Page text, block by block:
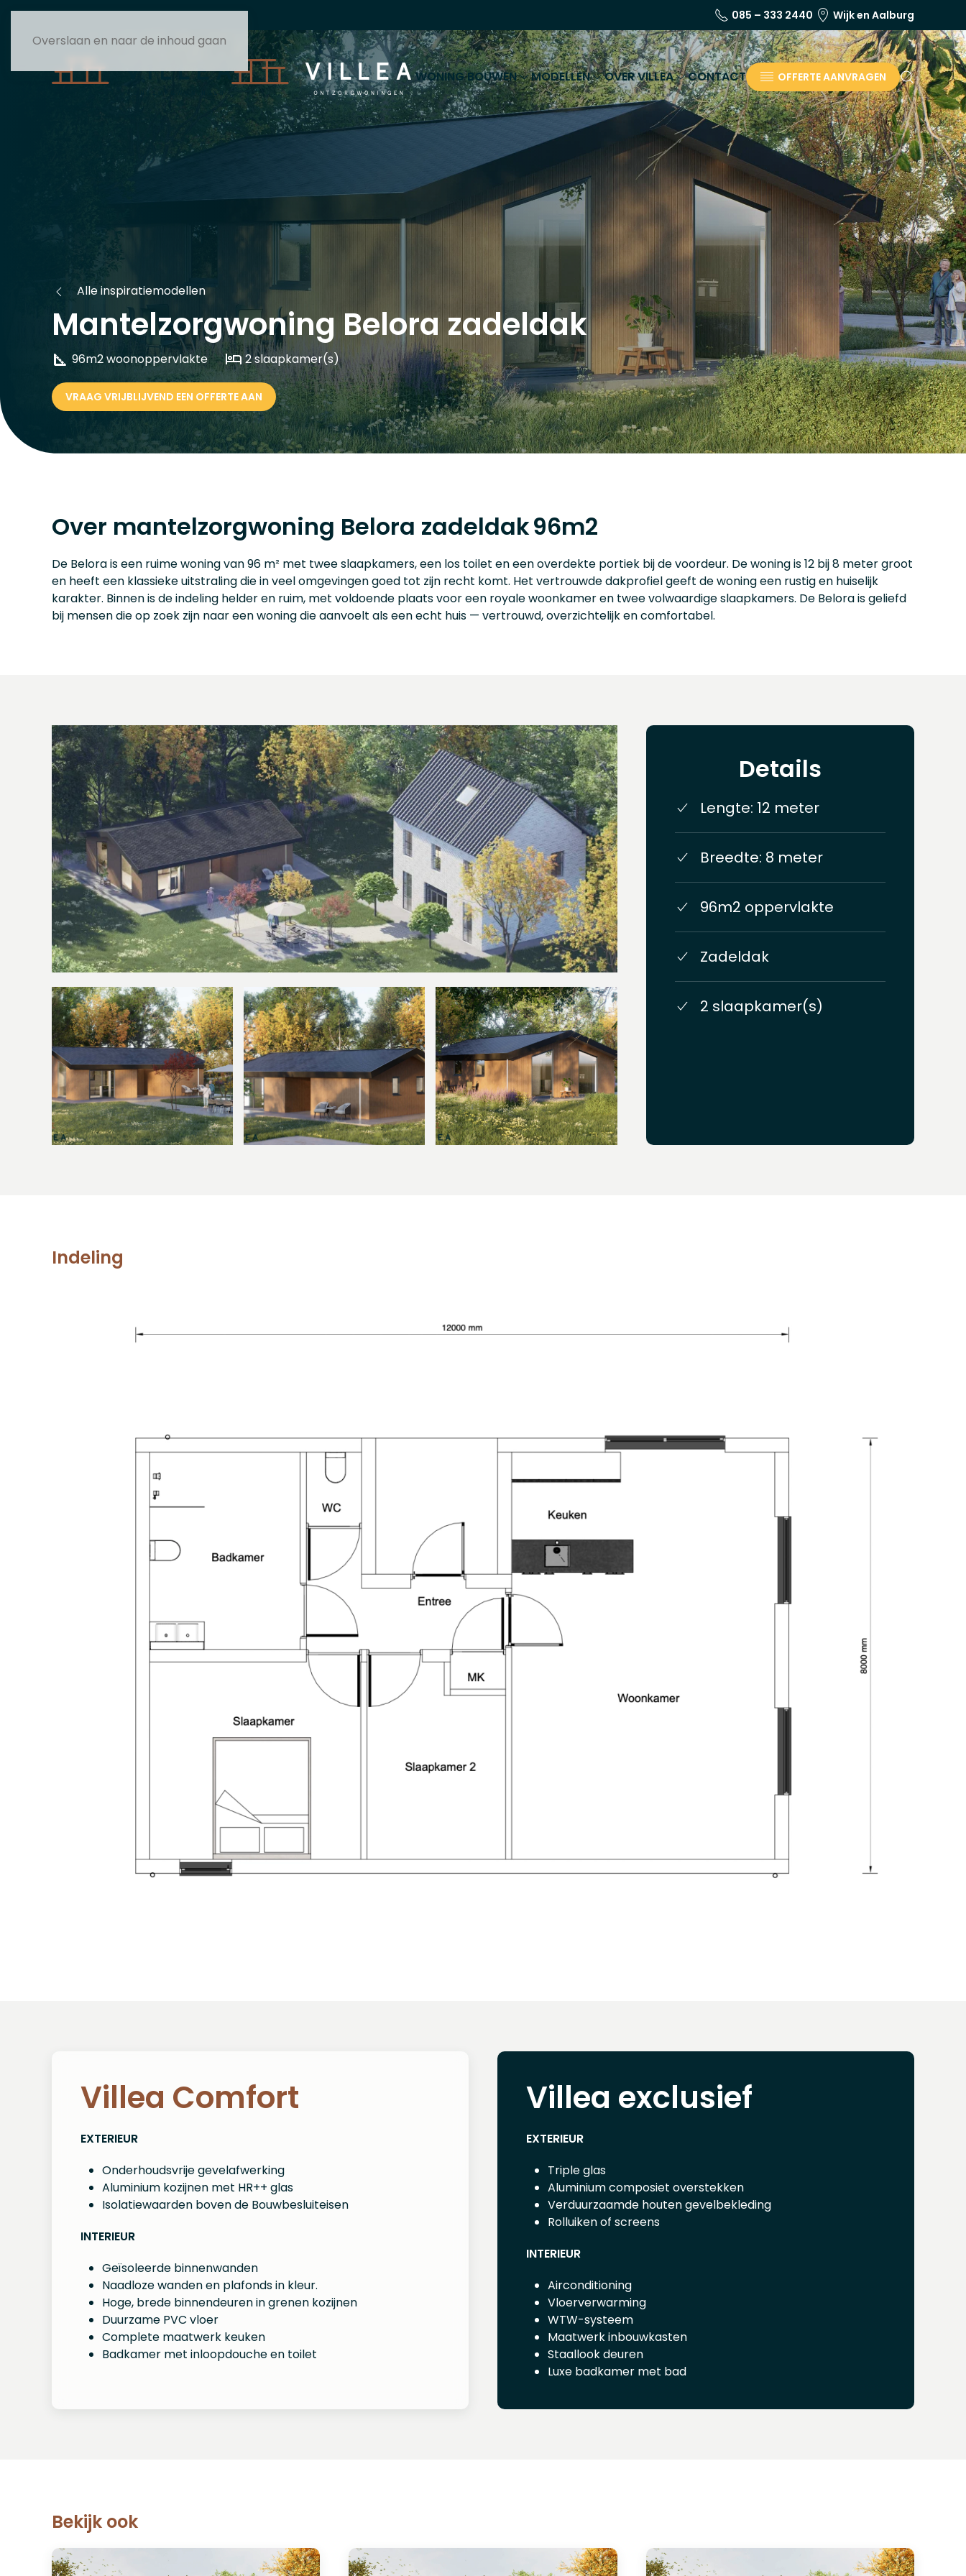
Overslaan en naar de inhoud gaan
085 – 333 2440 Wijk en Aalburg
WONING BOUWEN MODELLEN OVER VILLEA CONTACT OFFERTE AANVRAGEN
Alle inspiratiemodellen
Mantelzorgwoning Belora zadeldak
96m2 woonoppervlakte 2 slaapkamer(s)
VRAAG VRIJBLIJVEND EEN OFFERTE AAN
Over mantelzorgwoning Belora zadeldak96m2
De Belora is een ruime woning van 96 m² met twee slaapkamers, een los toilet en een overdekte portiek bij de voordeur. De woning is 12 bij 8 meter groot
en heeft een klassieke uitstraling die in veel omgevingen goed tot zijn recht komt. Het vertrouwde dakprofiel geeft de woning een rustig en huiselijk
karakter. Binnen is de indeling helder en ruim, met voldoende plaats voor een royale woonkamer en twee volwaardige slaapkamers. De Belora is geliefd
bij mensen die op zoek zijn naar een woning die aanvoelt als een echt huis — vertrouwd, overzichtelijk en comfortabel.
Details
Lengte: 12 meter
Breedte: 8 meter
96m2 oppervlakte
Zadeldak
2 slaapkamer(s)
Indeling
Villea Comfort
EXTERIEUR
Onderhoudsvrije gevelafwerking
Aluminium kozijnen met HR++ glas
Isolatiewaarden boven de Bouwbesluiteisen
INTERIEUR
Geïsoleerde binnenwanden
Naadloze wanden en plafonds in kleur.
Hoge, brede binnendeuren in grenen kozijnen
Duurzame PVC vloer
Complete maatwerk keuken
Badkamer met inloopdouche en toilet
Villea exclusief
EXTERIEUR
Triple glas
Aluminium composiet overstekken
Verduurzaamde houten gevelbekleding
Rolluiken of screens
INTERIEUR
Airconditioning
Vloerverwarming
WTW-systeem
Maatwerk inbouwkasten
Staallook deuren
Luxe badkamer met bad
Bekijk ook